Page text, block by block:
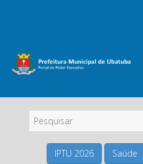
IPTU 2026 Saúde